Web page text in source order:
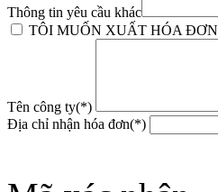
Thông tin yêu cầu khác
TÔI MUỐN XUẤT HÓA ĐƠN
Tên công ty(*)
Địa chỉ nhận hóa đơn(*)